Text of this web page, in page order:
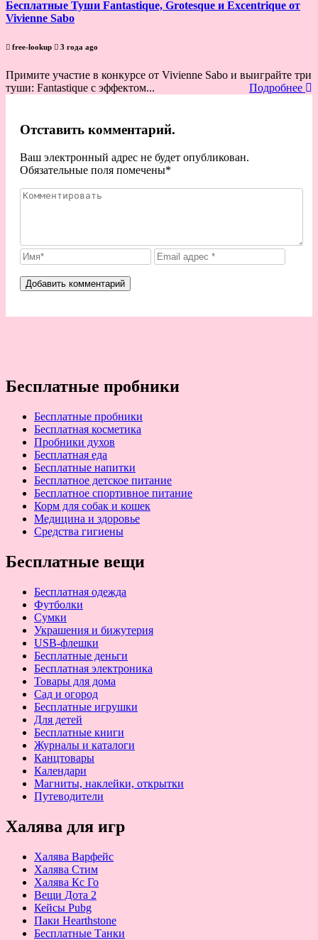
Бесплатные Туши Fantastique, Grotesque и Excentrique от
Vivienne Sabo
free-lookup 3 года ago
Примите участие в конкурсе от Vivienne Sabo и выиграйте три
туши: Fantastique с эффектом...
Подробнее
Отставить комментарий.
Ваш электронный адрес не будет опубликован.
Обязательные поля помечены*
Бесплатные пробники
Бесплатные пробники
Бесплатная косметика
Пробники духов
Бесплатная еда
Бесплатные напитки
Бесплатное детское питание
Бесплатное спортивное питание
Корм для собак и кошек
Медицина и здоровье
Средства гигиены
Бесплатные вещи
Бесплатная одежда
Футболки
Сумки
Украшения и бижутерия
USB-флешки
Бесплатные деньги
Бесплатная электроника
Товары для дома
Сад и огород
Бесплатные игрушки
Для детей
Бесплатные книги
Журналы и каталоги
Канцтовары
Календари
Магниты, наклейки, открытки
Путеводители
Халява для игр
Халява Варфейс
Халява Стим
Халява Кс Го
Вещи Дота 2
Кейсы Pubg
Паки Hearthstone
Бесплатные Танки